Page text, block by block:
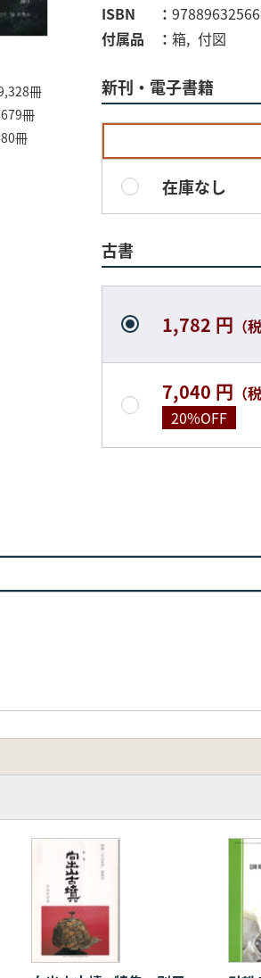
冊
冊
冊
ISBN
付属品
箱 付図
新刊・電子書籍
在庫なし
古書
1,782 円 （
7,040 円 （
20%OFF